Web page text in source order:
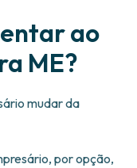
ao
ME?
mudar da
por opção,